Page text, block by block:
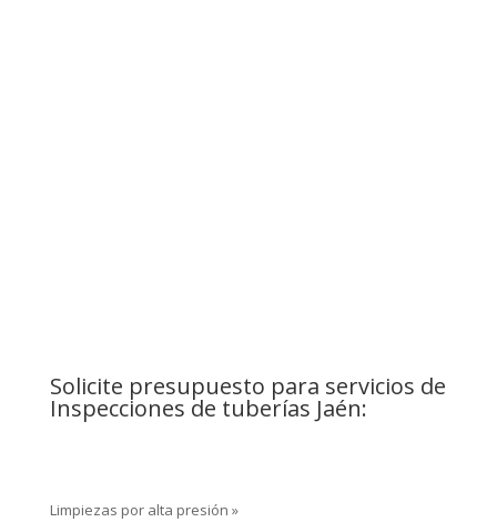
Solicite presupuesto para servicios de
Inspecciones de tuberías Jaén:
Limpiezas por alta presión »